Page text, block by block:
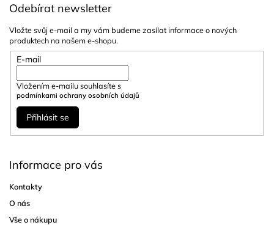
Odebírat newsletter
Vložte svůj e-mail a my vám budeme zasílat informace o nových
produktech na našem e-shopu.
E-mail
Vložením e-mailu souhlasíte s
podmínkami ochrany osobních údajů
Přihlásit se
Informace pro vás
Kontakty
O nás
Vše o nákupu